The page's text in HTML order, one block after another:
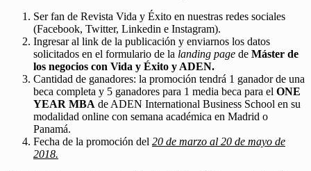
Ser fan de Revista Vida y Éxito en nuestras redes sociales
(Facebook, Twitter, Linkedin e Instagram).
Ingresar al link de la publicación y enviarnos los datos
solicitados en el formulario de la landing page de Máster de
los negocios con Vida y Éxito y ADEN.
Cantidad de ganadores: la promoción tendrá 1 ganador de una
beca completa y 5 ganadores para 1 media beca para el ONE
YEAR MBA de ADEN International Business School en su
modalidad online con semana académica en Madrid o
Panamá.
Fecha de la promoción del 20 de marzo al 20 de mayo de
2018.